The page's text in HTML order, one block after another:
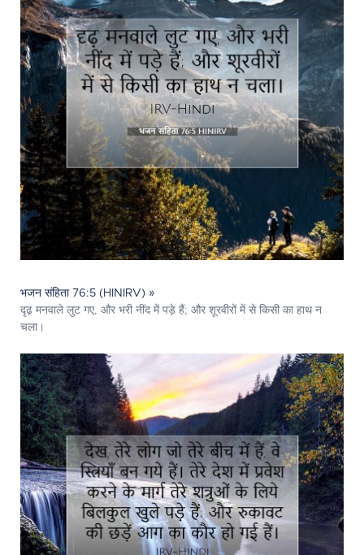
भजन संहिता 76:5 (HINIRV) »
दृढ़ मनवाले लुट गए, और भरी नींद में पड़े हैं; और शूरवीरों में से किसी का हाथ न
चला।